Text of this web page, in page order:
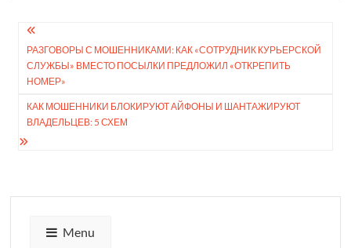
Навигация
по
записям
РАЗГОВОРЫ С МОШЕН­НИКАМИ: КАК «СОТРУД­НИК КУРЬЕРСКОЙ
СЛУЖБЫ» ВМЕСТО ПОСЫЛКИ ПРЕД­ЛОЖИЛ «ОТКРЕПИТЬ
НОМЕР»
КАК МОШЕННИКИ БЛОКИ­РУЮТ АЙФОНЫ И ШАНТА­ЖИРУЮТ
ВЛАДЕЛЬЦЕВ: 5 СХЕМ
Menu